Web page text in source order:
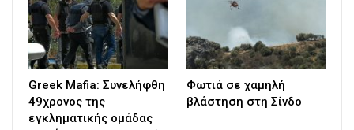
Greek Mafia: Συνελήφθη
49χρονος της
εγκληματικής ομάδας
Φωτιά σε χαμηλή
βλάστηση στη Σίνδο